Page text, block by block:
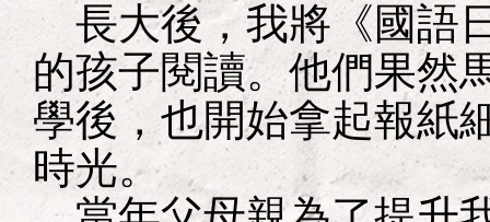
長大後，我將《國語
的孩子閱讀。他們果然
學後，也開始拿起報紙
時光。